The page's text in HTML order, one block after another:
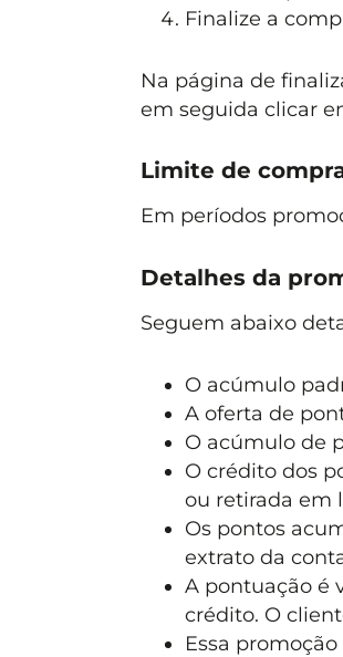
Finalize a
Na página de
em seguida clicar
Limite de
Em períodos
Detalhes da
Seguem abaixo
O acúmulo
A oferta de
O acúmulo de
O crédito dos
ou retirada em
Os pontos
extrato da
A pontuação é
crédito. O
Essa